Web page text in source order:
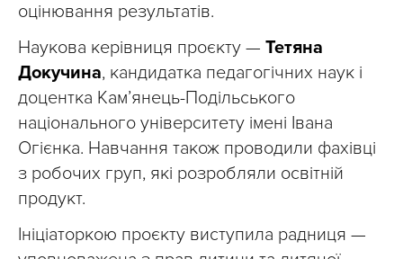
оцінювання результатів.
Наукова керівниця проєкту — Тетяна
Докучина, кандидатка педагогічних наук і
доцентка Кам’янець-Подільського
національного університету імені Івана
Огієнка. Навчання також проводили фахівці
з робочих груп, які розробляли освітній
продукт.
Ініціаторкою проєкту виступила радниця —